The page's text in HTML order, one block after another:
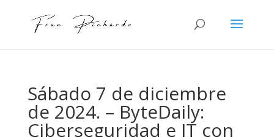
Sábado 7 de diciembre
de 2024. – ByteDaily:
Ciberseguridad e IT con